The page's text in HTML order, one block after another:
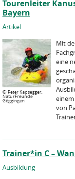
Tourenleiter
Bayern
Artikel
© Peter Kapsegger,
NaturFreunde
Göggingen
Mit
eine
von
Trainer*in C –
Ausbildung